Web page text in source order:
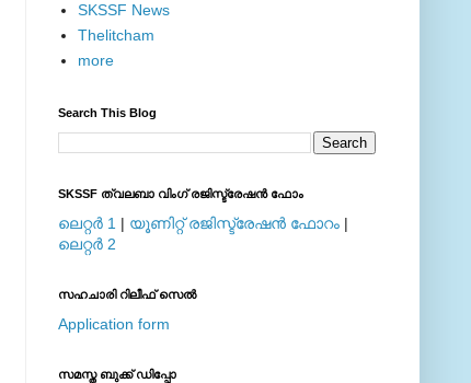
SKSSF News
Thelitcham
more
Search This Blog
SKSSF ത്വലബാ വിംഗ് രജിസ്ട്രേഷന്‍ ഫോം
ലെറ്റര്‍ 1 | യൂണിറ്റ് രജിസ്ട്രേഷന്‍ ഫോറം |
ലെറ്റര്‍ 2
സഹചാരി റിലീഫ് സെല്‍
Application form
സമസ്ത ബുക്ക് ഡിപ്പോ